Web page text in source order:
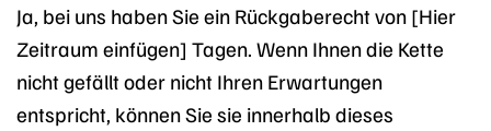
Ja, bei uns haben Sie ein Rückgaberecht von [Hier
Zeitraum einfügen] Tagen. Wenn Ihnen die Kette
nicht gefällt oder nicht Ihren Erwartungen
entspricht, können Sie sie innerhalb dieses